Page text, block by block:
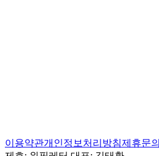
이용약관개인정보처리방침제휴문의